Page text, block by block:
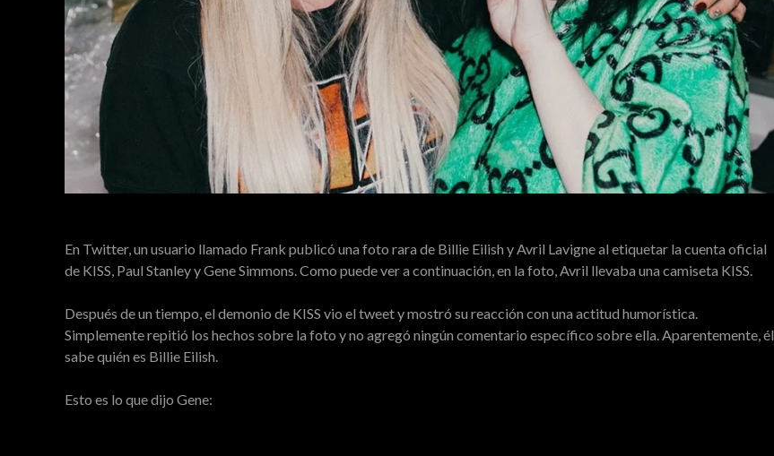
En Twitter, un usuario llamado Frank publicó una foto rara de Billie Eilish y Avril Lavigne al etiquetar la cuenta oficial
de KISS, Paul Stanley y Gene Simmons. Como puede ver a continuación, en la foto, Avril llevaba una camiseta KISS.
Después de un tiempo, el demonio de KISS vio el tweet y mostró su reacción con una actitud humorística.
Simplemente repitió los hechos sobre la foto y no agregó ningún comentario específico sobre ella. Aparentemente, él
sabe quién es Billie Eilish.
Esto es lo que dijo Gene: